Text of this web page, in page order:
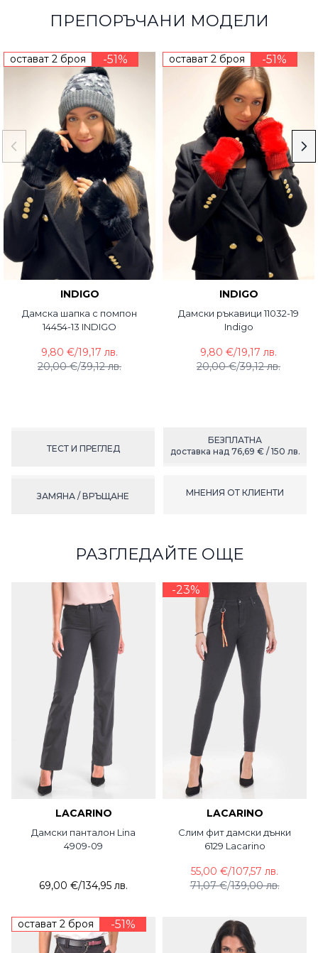
ПРЕПОРЪЧАНИ МОДЕЛИ
остават 2 броя -51%
INDIGO
Дамска шапка с помпон
14454-13 INDIGO
20,00 €/39,12 лв.
9,80 €/19,17 лв.
остават 2 броя -51%
INDIGO
Дамски ръкавици 11032-19
Indigo
20,00 €/39,12 лв.
9,80 €/19,17 лв.
ТЕСТ И ПРЕГЛЕД
БЕЗПЛАТНА
доставка над 76,69 € / 150 лв.
ЗАМЯНА / ВРЪЩАНЕ МНЕНИЯ ОТ КЛИЕНТИ
РАЗГЛЕДАЙТЕ ОЩЕ
LACARINO
Дамски панталон Lina
4909-09
69,00 €/134,95 лв.
-23%
LACARINO
Слим фит дамски дънки
6129 Lacarino
71,07 €/139,00 лв.
55,00 €/107,57 лв.
остават 2 броя -51%